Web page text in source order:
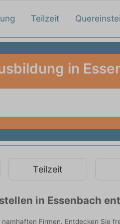
Teilzeit
in
Teilzeit
in Essenbach
Firmen. Entdecken Sie